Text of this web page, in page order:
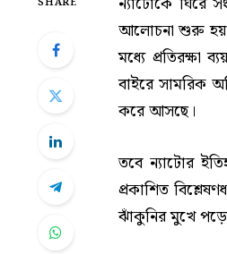
আলোচনা শুরু হয়,
মধ্যে
বাইরে সামরিক
করে আসছে।
তবে ন্যাটোর
প্রকাশিত
ঝাঁকুনির মুখে